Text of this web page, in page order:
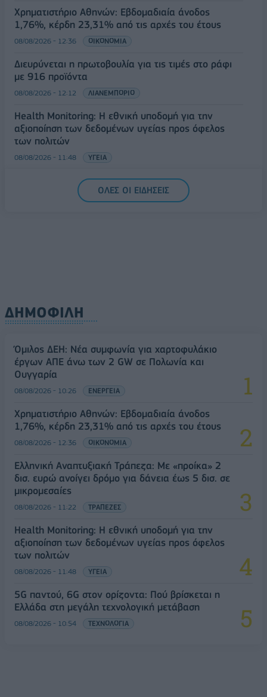
Χρηματιστήριο Αθηνών: Εβδομαδιαία άνοδος
1,76%, κέρδη 23,31% από τις αρχές του έτους
08/08/2026 - 12:36 ΟΙΚΟΝΟΜΙΑ
Διευρύνεται η πρωτοβουλία για τις τιμές στο ράφι
με 916 προϊόντα
08/08/2026 - 12:12 ΛΙΑΝΕΜΠΟΡΙΟ
Health Monitoring: Η εθνική υποδομή για την
αξιοποίηση των δεδομένων υγείας προς όφελος
των πολιτών
08/08/2026 - 11:48 ΥΓΕΙΑ
Ελληνική Αναπτυξιακή Τράπεζα: Με «προίκα» 2 δισ.
ευρώ ανοίγει δρόμο για δάνεια έως 5 δισ. σε
ΟΛΕΣ ΟΙ ΕΙΔΗΣΕΙΣ
ΔΗΜΟΦΙΛΗ
Όμιλος ΔΕΗ: Νέα συμφωνία για χαρτοφυλάκιο
έργων ΑΠΕ άνω των 2 GW σε Πολωνία και
Ουγγαρία
08/08/2026 - 10:26 ΕΝΕΡΓΕΙΑ
Χρηματιστήριο Αθηνών: Εβδομαδιαία άνοδος
1,76%, κέρδη 23,31% από τις αρχές του έτους
08/08/2026 - 12:36 ΟΙΚΟΝΟΜΙΑ
Ελληνική Αναπτυξιακή Τράπεζα: Με «προίκα» 2
δισ. ευρώ ανοίγει δρόμο για δάνεια έως 5 δισ. σε
μικρομεσαίες
08/08/2026 - 11:22 ΤΡΑΠΕΖΕΣ
Health Monitoring: Η εθνική υποδομή για την
αξιοποίηση των δεδομένων υγείας προς όφελος
των πολιτών
08/08/2026 - 11:48 ΥΓΕΙΑ
5G παντού, 6G στον ορίζοντα: Πού βρίσκεται η
Ελλάδα στη μεγάλη τεχνολογική μετάβαση
08/08/2026 - 10:54 ΤΕΧΝΟΛΟΓΙΑ